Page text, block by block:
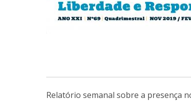
Relatório semanal sobre a presença